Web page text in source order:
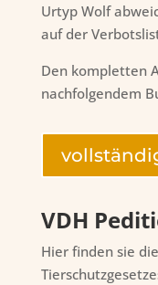
Urtyp Wolf
auf der
Den kompletten
nachfolgendem
VDH
Hier finden sie